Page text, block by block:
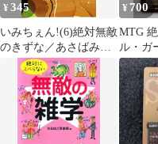
¥345
いみちぇん!(6)絶対無敵
のきずな／あさばみゆ
¥ 700
MTG
ル・ガ